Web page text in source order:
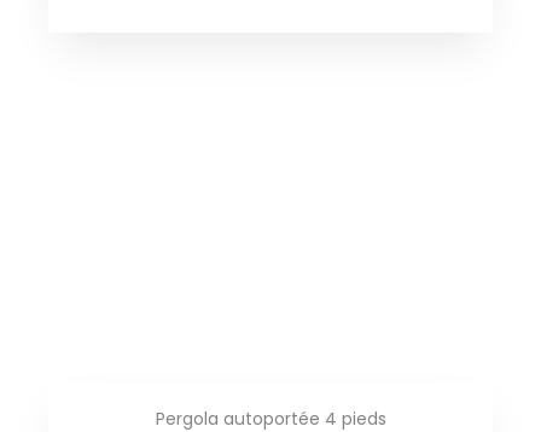
Pergola autoportée 4 pieds